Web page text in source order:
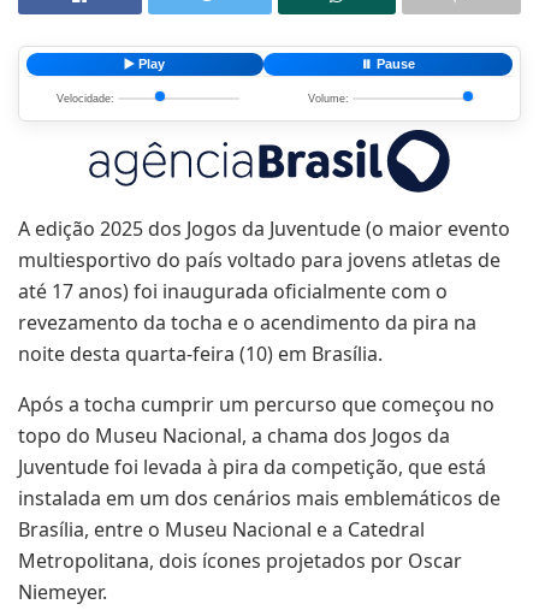
▶️ Play ⏸️ Pause
Velocidade: Volume:
A edição 2025 dos Jogos da Juventude (o maior evento
multiesportivo do país voltado para jovens atletas de
até 17 anos) foi inaugurada oficialmente com o
revezamento da tocha e o acendimento da pira na
noite desta quarta-feira (10) em Brasília.
Após a tocha cumprir um percurso que começou no
topo do Museu Nacional, a chama dos Jogos da
Juventude foi levada à pira da competição, que está
instalada em um dos cenários mais emblemáticos de
Brasília, entre o Museu Nacional e a Catedral
Metropolitana, dois ícones projetados por Oscar
Niemeyer.